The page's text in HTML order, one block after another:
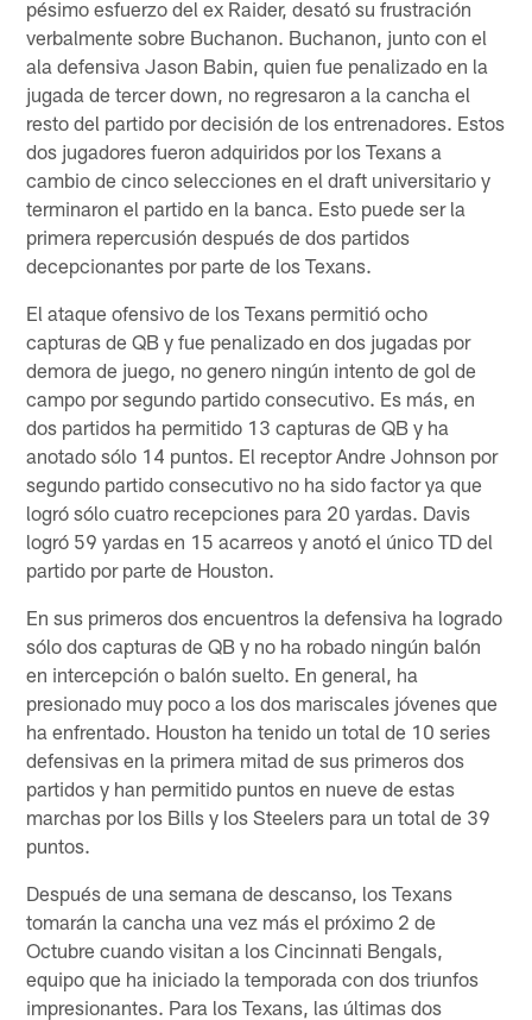
pésimo esfuerzo del ex Raider, desató su frustración
verbalmente sobre Buchanon. Buchanon, junto con el
ala defensiva Jason Babin, quien fue penalizado en la
jugada de tercer down, no regresaron a la cancha el
resto del partido por decisión de los entrenadores. Estos
dos jugadores fueron adquiridos por los Texans a
cambio de cinco selecciones en el draft universitario y
terminaron el partido en la banca. Esto puede ser la
primera repercusión después de dos partidos
decepcionantes por parte de los Texans.
El ataque ofensivo de los Texans permitió ocho
capturas de QB y fue penalizado en dos jugadas por
demora de juego, no genero ningún intento de gol de
campo por segundo partido consecutivo. Es más, en
dos partidos ha permitido 13 capturas de QB y ha
anotado sólo 14 puntos. El receptor Andre Johnson por
segundo partido consecutivo no ha sido factor ya que
logró sólo cuatro recepciones para 20 yardas. Davis
logró 59 yardas en 15 acarreos y anotó el único TD del
partido por parte de Houston.
En sus primeros dos encuentros la defensiva ha logrado
sólo dos capturas de QB y no ha robado ningún balón
en intercepción o balón suelto. En general, ha
presionado muy poco a los dos mariscales jóvenes que
ha enfrentado. Houston ha tenido un total de 10 series
defensivas en la primera mitad de sus primeros dos
partidos y han permitido puntos en nueve de estas
marchas por los Bills y los Steelers para un total de 39
puntos.
Después de una semana de descanso, los Texans
tomarán la cancha una vez más el próximo 2 de
Octubre cuando visitan a los Cincinnati Bengals,
equipo que ha iniciado la temporada con dos triunfos
impresionantes. Para los Texans, las últimas dos